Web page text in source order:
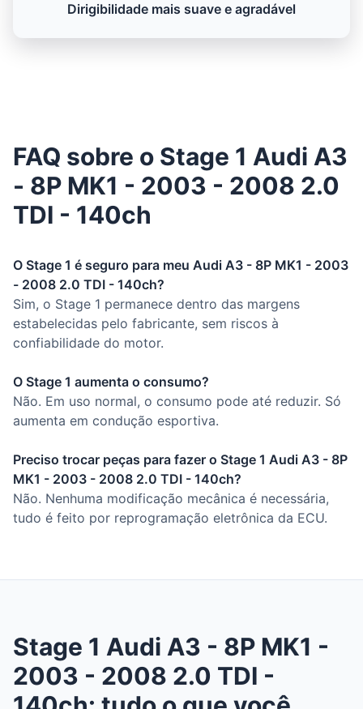
Dirigibilidade mais suave e agradável
FAQ sobre o Stage 1 Audi A3
- 8P MK1 - 2003 - 2008 2.0
TDI - 140ch
O Stage 1 é seguro para meu Audi A3 - 8P MK1 - 2003
- 2008 2.0 TDI - 140ch?
Sim, o Stage 1 permanece dentro das margens
estabelecidas pelo fabricante, sem riscos à
confiabilidade do motor.
O Stage 1 aumenta o consumo?
Não. Em uso normal, o consumo pode até reduzir. Só
aumenta em condução esportiva.
Preciso trocar peças para fazer o Stage 1 Audi A3 - 8P
MK1 - 2003 - 2008 2.0 TDI - 140ch?
Não. Nenhuma modificação mecânica é necessária,
tudo é feito por reprogramação eletrônica da ECU.
Stage 1 Audi A3 - 8P MK1 -
2003 - 2008 2.0 TDI -